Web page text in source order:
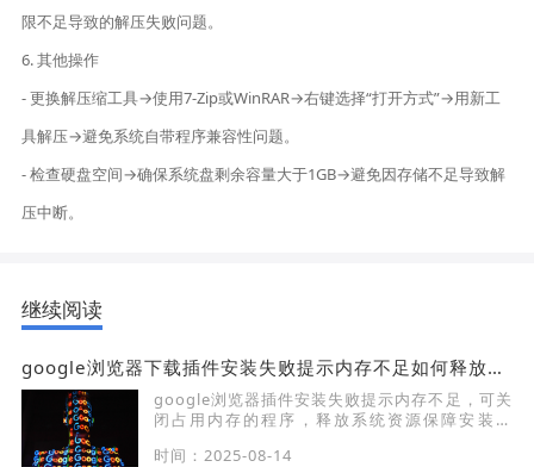
限不足导致的解压失败问题。
6. 其他操作
- 更换解压缩工具→使用7-Zip或WinRAR→右键选择“打开方式”→用新工
具解压→避免系统自带程序兼容性问题。
- 检查硬盘空间→确保系统盘剩余容量大于1GB→避免因存储不足导致解
压中断。
继续阅读
google浏览器下载插件安装失败提示内存不足如何释放内存
google浏览器插件安装失败提示内存不足，可关
闭占用内存的程序，释放系统资源保障安装顺
时间：2025-08-14